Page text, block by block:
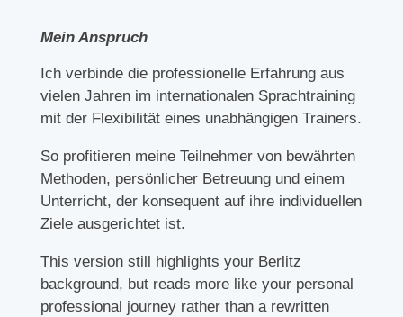
Mein Anspruch
Ich verbinde die professionelle Erfahrung aus
vielen Jahren im internationalen Sprachtraining
mit der Flexibilität eines unabhängigen Trainers.
So profitieren meine Teilnehmer von bewährten
Methoden, persönlicher Betreuung und einem
Unterricht, der konsequent auf ihre individuellen
Ziele ausgerichtet ist.
This version still highlights your Berlitz
background, but reads more like your personal
professional journey rather than a rewritten